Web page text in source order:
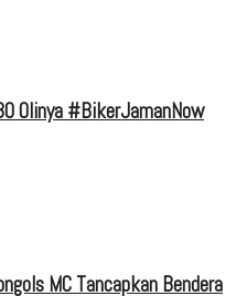
Olinya #BikerJamanNow
MC Tancapkan Bendera